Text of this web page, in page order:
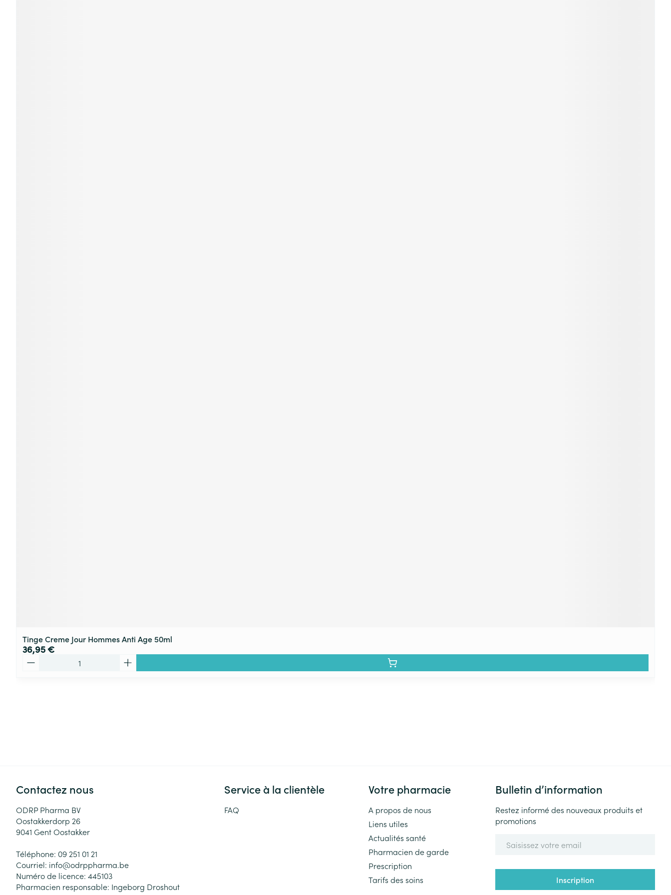
Tinge Creme Jour Hommes Anti Age 50ml
36,95 €
Contactez nous
ODRP Pharma BV
Oostakkerdorp 26
9041 Gent Oostakker
Téléphone: 09 251 01 21
Courriel: info@odrppharma.be
Numéro de licence: 445103
Pharmacien responsable: Ingeborg Droshout
Service à la clientèle
FAQ
Votre pharmacie
A propos de nous
Liens utiles
Actualités santé
Pharmacien de garde
Prescription
Tarifs des soins
Bulletin d’information
Restez informé des nouveaux produits et
promotions
Inscription